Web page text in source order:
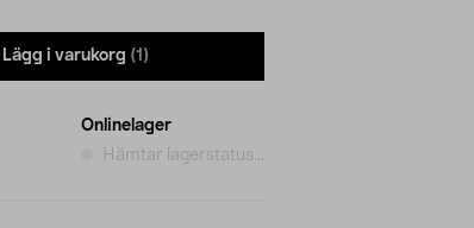
Lägg i varukorg (1)
Onlinelager
Hämtar lagerstatus...